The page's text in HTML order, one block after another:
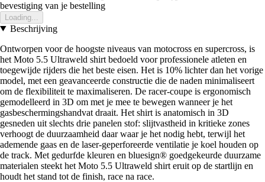
bevestiging van je bestelling
Loading...
Beschrijving
Ontworpen voor de hoogste niveaus van motocross en supercross, is
het Moto 5.5 Ultraweld shirt bedoeld voor professionele atleten en
toegewijde rijders die het beste eisen. Het is 10% lichter dan het vorige
model, met een geavanceerde constructie die de naden minimaliseert
om de flexibiliteit te maximaliseren. De racer-coupe is ergonomisch
gemodelleerd in 3D om met je mee te bewegen wanneer je het
gasbeschermingshandvat draait. Het shirt is anatomisch in 3D
gesneden uit slechts drie panelen stof: slijtvastheid in kritieke zones
verhoogt de duurzaamheid daar waar je het nodig hebt, terwijl het
ademende gaas en de laser-geperforeerde ventilatie je koel houden op
de track. Met gedurfde kleuren en bluesign® goedgekeurde duurzame
materialen steekt het Moto 5.5 Ultraweld shirt eruit op de startlijn en
houdt het stand tot de finish, race na race.